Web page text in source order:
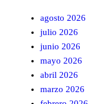
agosto 2026
julio 2026
junio 2026
mayo 2026
abril 2026
marzo 2026